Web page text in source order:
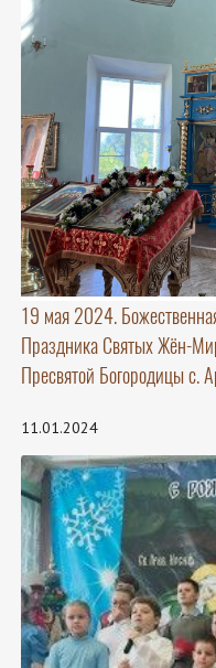
19 мая 2024.
Праздника Святых Жён-
Пресвятой Богородицы с.
11.01.2024